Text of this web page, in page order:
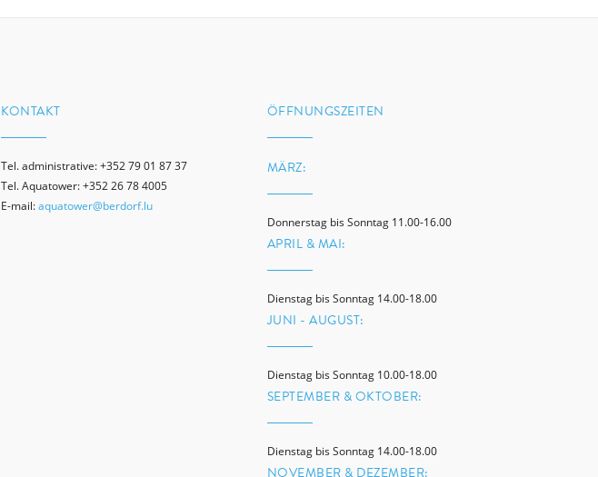
KONTAKT
Tel. administrative: +352 79 01 87 37
Tel. Aquatower: +352 26 78 4005
E-mail:aquatower@berdorf.lu
ÖFFNUNGSZEITEN
MÄRZ:
Donnerstag bis Sonntag 11.00-16.00
APRIL & MAI:
Dienstag bis Sonntag 14.00-18.00
JUNI - AUGUST:
Dienstag bis Sonntag 10.00-18.00
SEPTEMBER & OKTOBER:
Dienstag bis Sonntag 14.00-18.00
NOVEMBER & DEZEMBER: